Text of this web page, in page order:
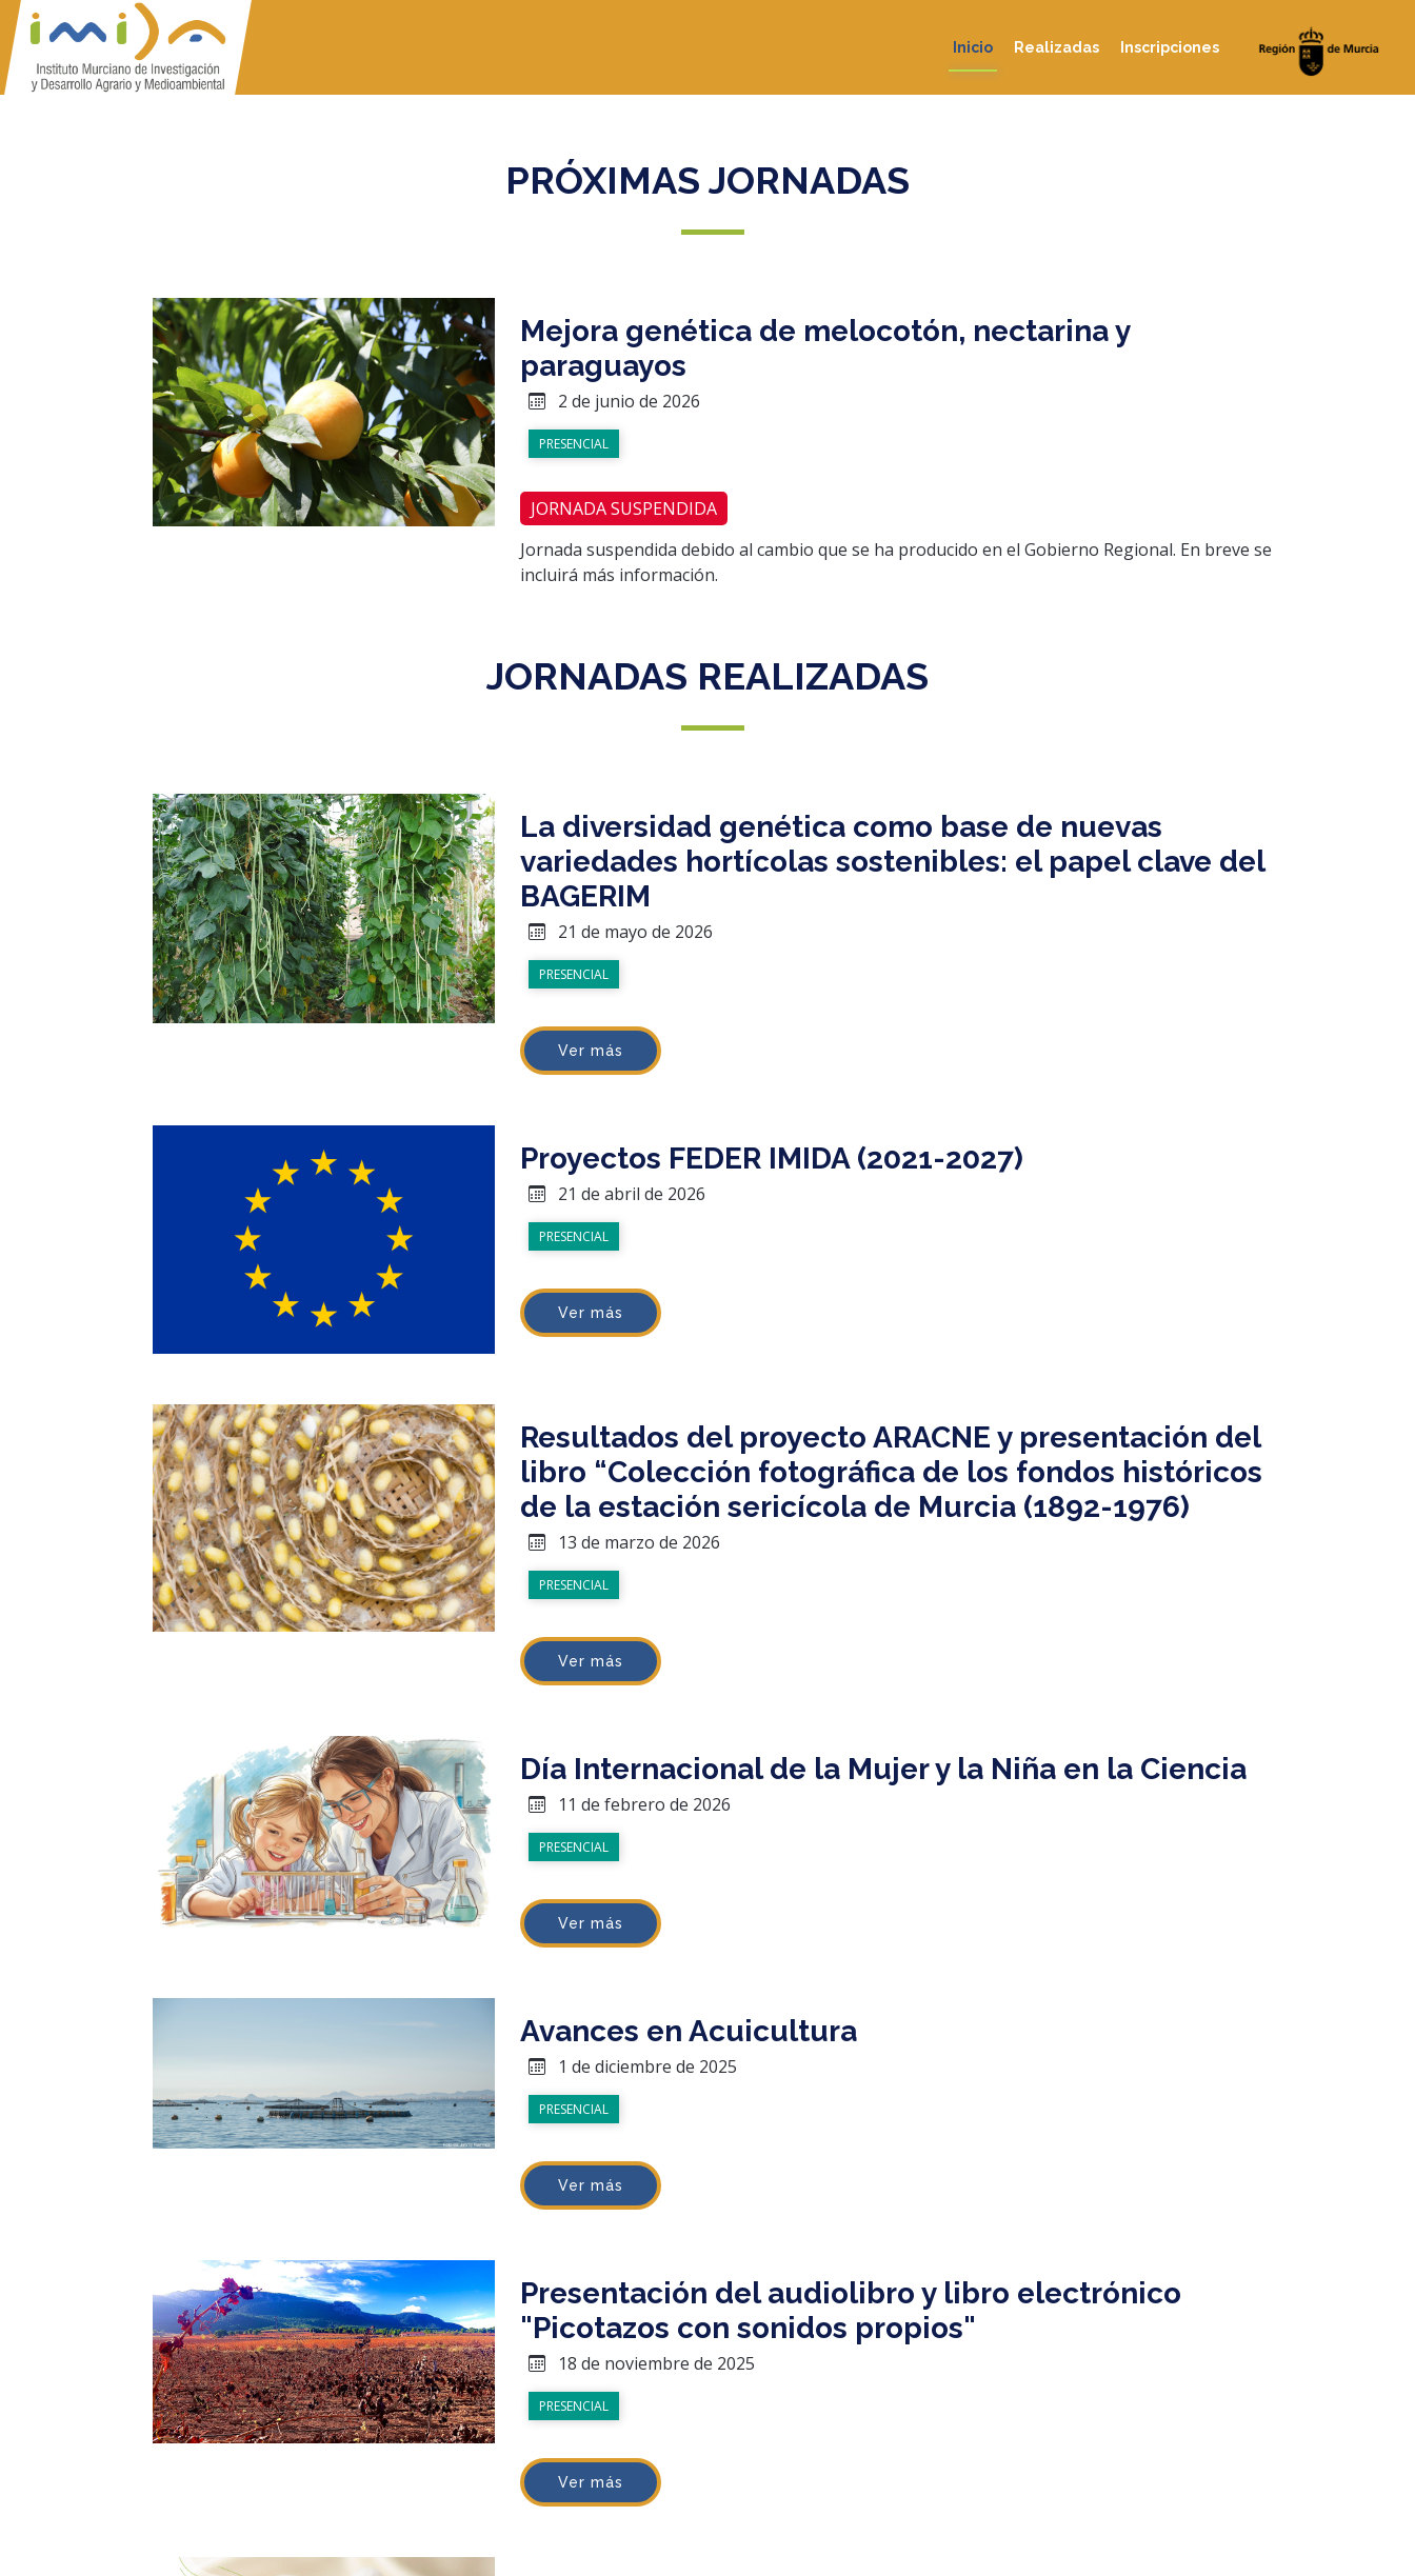
Inicio Realizadas Inscripciones
PRÓXIMAS JORNADAS
Mejora genética de melocotón, nectarina y
paraguayos
2 de junio de 2026
PRESENCIAL
JORNADA SUSPENDIDA
Jornada suspendida debido al cambio que se ha producido en el Gobierno Regional. En breve se
incluirá más información.
JORNADAS REALIZADAS
La diversidad genética como base de nuevas
variedades hortícolas sostenibles: el papel clave del
BAGERIM
21 de mayo de 2026
PRESENCIAL
Ver más
Proyectos FEDER IMIDA (2021-2027)
21 de abril de 2026
PRESENCIAL
Ver más
Resultados del proyecto ARACNE y presentación del
libro “Colección fotográfica de los fondos históricos
de la estación sericícola de Murcia (1892-1976)
13 de marzo de 2026
PRESENCIAL
Ver más
Día Internacional de la Mujer y la Niña en la Ciencia
11 de febrero de 2026
PRESENCIAL
Ver más
Avances en Acuicultura
1 de diciembre de 2025
PRESENCIAL
Ver más
Presentación del audiolibro y libro electrónico
"Picotazos con sonidos propios"
18 de noviembre de 2025
PRESENCIAL
Ver más